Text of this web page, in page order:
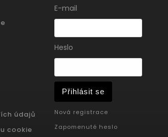
údajů
cookie
E-mail
Heslo
Přihlásit se
Nová registrace
Zapomenuté heslo